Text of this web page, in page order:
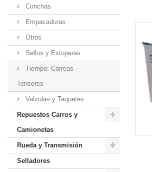
Conchas
Empacaduras
Otros
Sellos y Estoperas
Tiempo: Correas -
Tensores
Valvulas y Taquetes
Repuestos Carros y
Camionetas
Rueda y Transmisión
Selladores